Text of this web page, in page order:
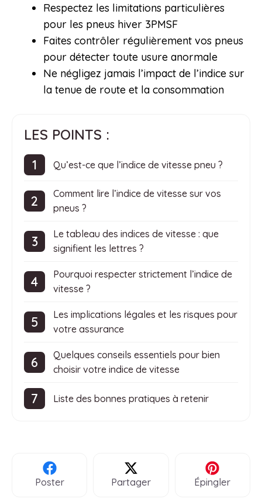
Respectez les limitations particulières
pour les pneus hiver 3PMSF
Faites contrôler régulièrement vos pneus
pour détecter toute usure anormale
Ne négligez jamais l’impact de l’indice sur
la tenue de route et la consommation
LES POINTS :
Qu’est-ce que l’indice de vitesse pneu ?
Comment lire l’indice de vitesse sur vos
pneus ?
Le tableau des indices de vitesse : que
signifient les lettres ?
Pourquoi respecter strictement l’indice de
vitesse ?
Les implications légales et les risques pour
votre assurance
Quelques conseils essentiels pour bien
choisir votre indice de vitesse
Liste des bonnes pratiques à retenir
Poster Partager Épingler